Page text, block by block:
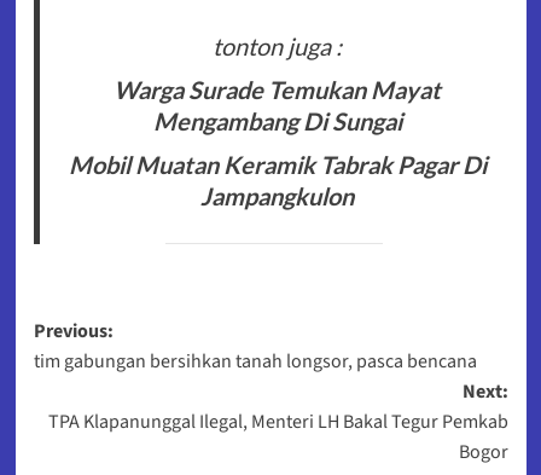
tonton juga :
Warga Surade Temukan Mayat
Mengambang Di Sungai
Mobil Muatan Keramik Tabrak Pagar Di
Jampangkulon
Post
navigation
Previous:
tim gabungan bersihkan tanah longsor, pasca bencana
Next:
TPA Klapanunggal Ilegal, Menteri LH Bakal Tegur Pemkab
Bogor